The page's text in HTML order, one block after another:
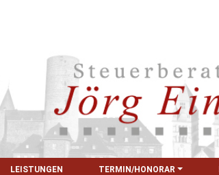
LEISTUNGEN TERMIN/HONORAR